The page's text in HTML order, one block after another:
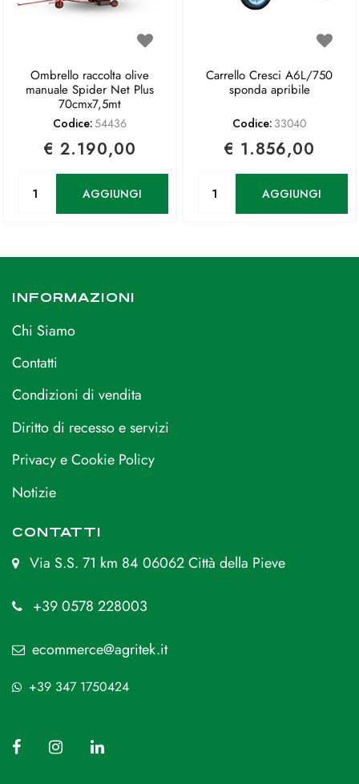
Ombrello raccolta olive
manuale Spider Net Plus
70cmx7,5mt
Codice:54436
€ 2.190,00
AGGIUNGI
Carrello Cresci A6L/750
sponda apribile
Codice: 33040
€ 1.856,00
AGGIUNGI
INFORMAZIONI
Chi Siamo
Contatti
Condizioni di vendita
Diritto di recesso e servizi
Privacy e Cookie Policy
Notizie
CONTATTI
Via S.S. 71 km 84 06062 Città della Pieve
+39 0578 228003
ecommerce@agritek.it
+39 347 1750424